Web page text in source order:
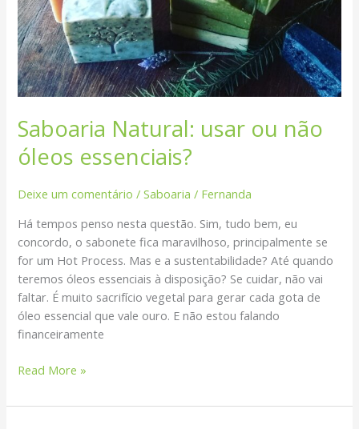
Saboaria Natural: usar ou não
óleos essenciais?
Deixe um comentário /Saboaria / Fernanda
Há tempos penso nesta questão. Sim, tudo bem, eu
concordo, o sabonete fica maravilhoso, principalmente se
for um Hot Process. Mas e a sustentabilidade? Até quando
teremos óleos essenciais à disposição? Se cuidar, não vai
faltar. É muito sacrifício vegetal para gerar cada gota de
óleo essencial que vale ouro. E não estou falando
financeiramente
Read More »